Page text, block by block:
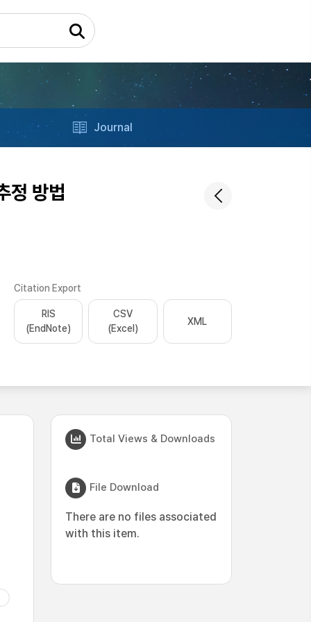
Journal
정 방법
Citation Export
RIS
(EndNote)
CSV
(Excel)
XML
Total Views & Downloads
File Download
There are no files associated
with this item.